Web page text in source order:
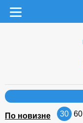
По новизне 30 60